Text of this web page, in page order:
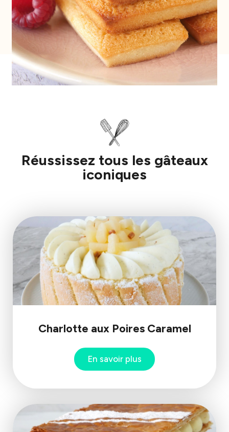
Réussissez tous les gâteaux
iconiques
Charlotte aux Poires Caramel
En savoir plus